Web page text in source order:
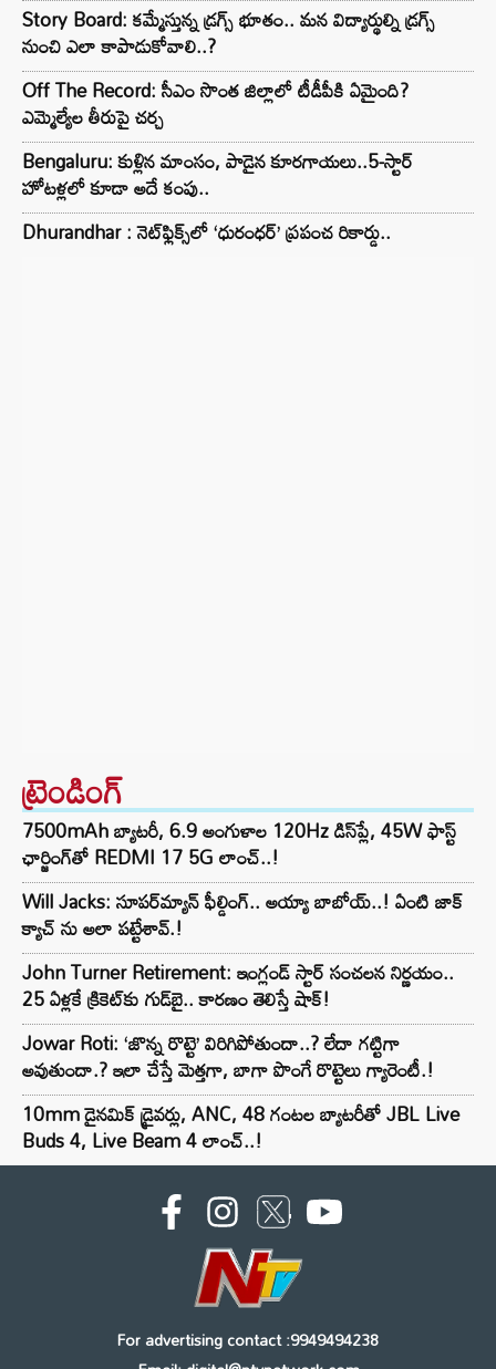
Story Board: కమ్మేస్తున్న డ్రగ్స్ భూతం.. మన విద్యార్థుల్ని డ్రగ్స్
నుంచి ఎలా కాపాడుకోవాలి..?
Off The Record: సీఎం సొంత జిల్లాలో టీడీపీకి ఏమైంది?
ఎమ్మెల్యేల తీరుపై చర్చ
Bengaluru: కుళ్లిన మాంసం, పాడైన కూరగాయలు..5-స్టార్
హోటళ్లలో కూడా అదే కంపు..
Dhurandhar : నెట్‌ఫ్లిక్స్‌లో ‘ధురంధర్’ ప్రపంచ రికార్డు..
ట్రెండింగ్‌
7500mAh బ్యాటరీ, 6.9 అంగుళాల 120Hz డిస్‌ప్లే, 45W ఫాస్ట్
ఛార్జింగ్‌తో REDMI 17 5G లాంచ్..!
Will Jacks: సూపర్‌మ్యాన్ ఫీల్డింగ్.. అయ్యా బాబోయ్..! ఏంటి జాక్
క్యాచ్ ను అలా పట్టేశావ్.!
John Turner Retirement: ఇంగ్లండ్ స్టార్ సంచలన నిర్ణయం..
25 ఏళ్లకే క్రికెట్‌కు గుడ్‌బై.. కారణం తెలిస్తే షాక్!
Jowar Roti: ‘జొన్న రొట్టె’ విరిగిపోతుందా..? లేదా గట్టిగా
అవుతుందా.? ఇలా చేస్తే మెత్తగా, బాగా పొంగే రొట్టెలు గ్యారెంటీ.!
10mm డైనమిక్ డ్రైవర్లు, ANC, 48 గంటల బ్యాటరీతో JBL Live
Buds 4, Live Beam 4 లాంచ్..!
For advertising contact :9949494238